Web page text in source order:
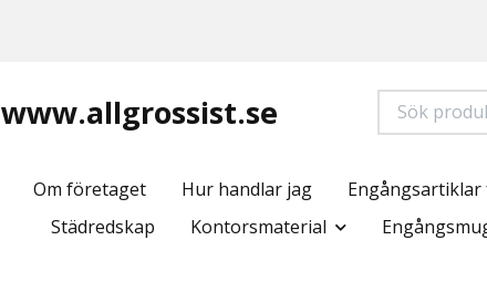
www.allgrossist.se
Om företaget Hur handlar jag
Städredskap
Kontorsmaterial